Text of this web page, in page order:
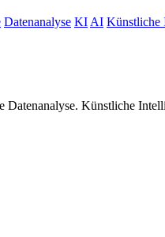
Datenanalyse KI AI Künstliche
Datenanalyse. Künstliche